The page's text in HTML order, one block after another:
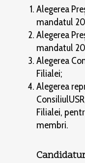
Alegerea
mandatul
Alegerea
mandatul
Alegerea
Filialei;
Alegerea
Filialei,
membri.